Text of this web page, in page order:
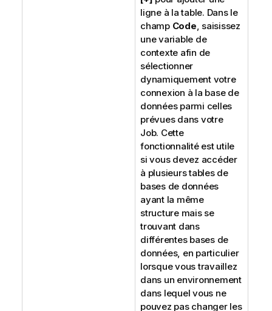
ligne à la table. Dans le
champ Code, saisissez
une variable de
contexte afin de
sélectionner
dynamiquement votre
connexion à la base de
données parmi celles
prévues dans votre
Job. Cette
fonctionnalité est utile
si vous devez accéder
à plusieurs tables de
bases de données
ayant la même
structure mais se
trouvant dans
différentes bases de
données, en particulier
lorsque vous travaillez
dans un environnement
dans lequel vous ne
pouvez pas changer les